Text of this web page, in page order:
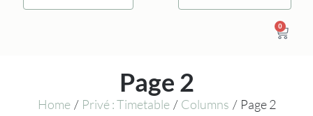
0
Page 2
Home / Privé : Timetable / Columns / Page 2